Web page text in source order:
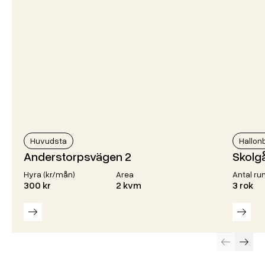
Huvudsta
Anderstorpsvägen 2
Hyra (kr/mån)
300 kr
Area
2 kvm
Läs mer
Antal
3 rok
Läs
Föregående